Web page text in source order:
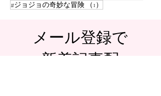
#ジョジョの奇妙な冒険
（1）
​メール登録で
新着記事配